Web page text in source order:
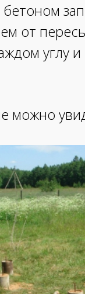
от
можно